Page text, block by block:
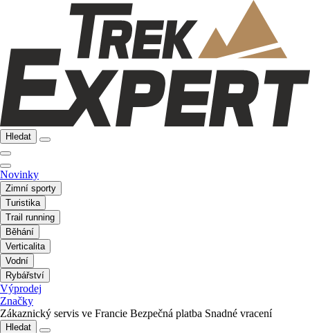
Hledat
Novinky
Zimní sporty
Turistika
Trail running
Běhání
Verticalita
Vodní
Rybářství
Výprodej
Značky
Zákaznický servis ve Francie Bezpečná platba Snadné vracení
Hledat